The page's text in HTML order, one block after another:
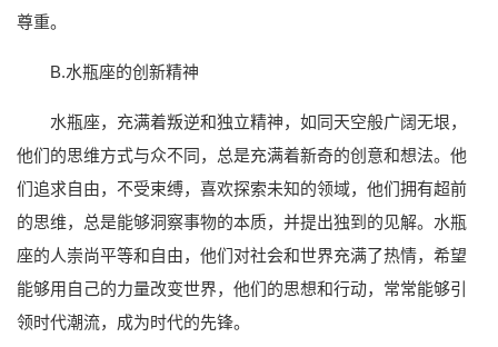
尊重。
B.水瓶座的创新精神
水瓶座，充满着叛逆和独立精神，如同天空般广阔无垠，
他们的思维方式与众不同，总是充满着新奇的创意和想法。他
们追求自由，不受束缚，喜欢探索未知的领域，他们拥有超前
的思维，总是能够洞察事物的本质，并提出独到的见解。水瓶
座的人崇尚平等和自由，他们对社会和世界充满了热情，希望
能够用自己的力量改变世界，他们的思想和行动，常常能够引
领时代潮流，成为时代的先锋。